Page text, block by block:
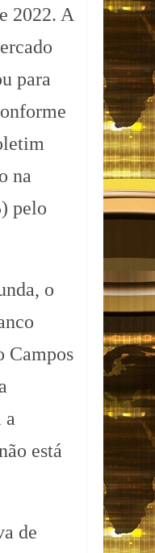
2022. A
para
na
pelo
o
Campos
a
está
de